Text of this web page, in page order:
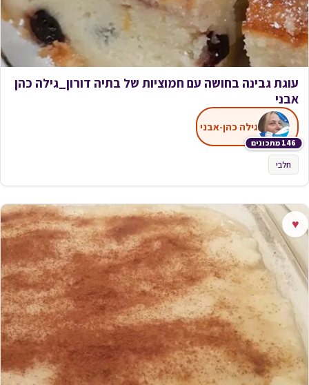
עוגת גבינה בחושה עם חמוציות של בתיה דורון_גילה כהן
אבני
146 מתכונים
גילה כהן-אבני
חלבי
♥